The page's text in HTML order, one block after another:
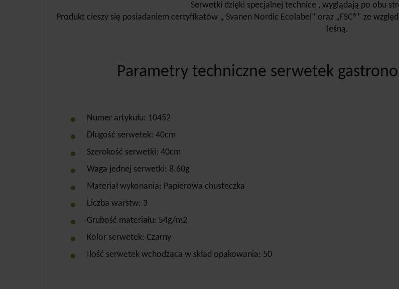
Serwetki dzięki specjalnej technice , wyglądają po obu
Produkt cieszy się posiadaniem certyfikatów „ Svanen Nordic Ecolabel” oraz „FSC®” ze
leśną.
Parametry techniczne serwetek
Numer artykułu: 10452
Długość serwetek: 40cm
Szerokość serwetki: 40cm
Waga jednej serwetki: 8.60g
Materiał wykonania: Papierowa chusteczka
Liczba warstw: 3
Grubość materiału: 54g/m2
Kolor serwetek: Czarny
Ilość serwetek wchodząca w skład opakowania: 50